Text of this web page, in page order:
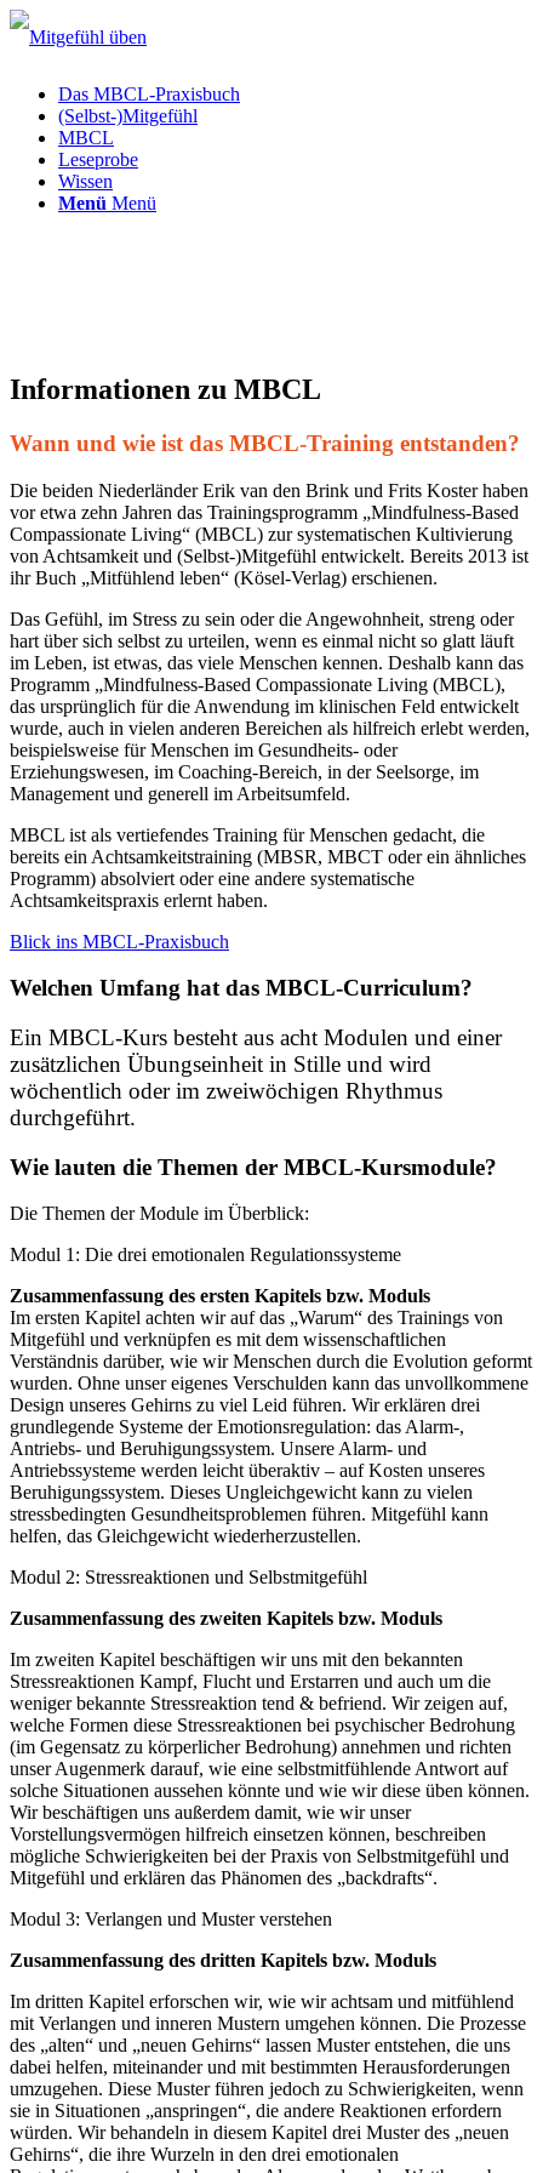
Das MBCL-Praxisbuch
(Selbst-)Mitgefühl
MBCL
Leseprobe
Wissen
Menü Menü
Informationen zu MBCL
Wann und wie ist das MBCL-Training entstanden?
Die beiden Niederländer Erik van den Brink und Frits Koster haben
vor etwa zehn Jahren das Trainingsprogramm „Mindfulness-Based
Compassionate Living“ (MBCL) zur systematischen Kultivierung
von Achtsamkeit und (Selbst-)Mitgefühl entwickelt. Bereits 2013 ist
ihr Buch „Mitfühlend leben“ (Kösel-Verlag) erschienen.
Das Gefühl, im Stress zu sein oder die Angewohnheit, streng oder
hart über sich selbst zu urteilen, wenn es einmal nicht so glatt läuft
im Leben, ist etwas, das viele Menschen kennen. Deshalb kann das
Programm „Mindfulness-Based Compassionate Living (MBCL),
das ursprünglich für die Anwendung im klinischen Feld entwickelt
wurde, auch in vielen anderen Bereichen als hilfreich erlebt werden,
beispielsweise für Menschen im Gesundheits- oder
Erziehungswesen, im Coaching-Bereich, in der Seelsorge, im
Management und generell im Arbeitsumfeld.
MBCL ist als vertiefendes Training für Menschen gedacht, die
bereits ein Achtsamkeitstraining (MBSR, MBCT oder ein ähnliches
Programm) absolviert oder eine andere systematische
Achtsamkeitspraxis erlernt haben.
Blick ins MBCL-Praxisbuch
Welchen Umfang hat das MBCL-Curriculum?
Ein MBCL-Kurs besteht aus acht Modulen und einer
zusätzlichen Übungseinheit in Stille und wird
wöchentlich oder im zweiwöchigen Rhythmus
durchgeführt.
Wie lauten die Themen der MBCL-Kursmodule?
Die Themen der Module im Überblick:
Modul 1: Die drei emotionalen Regulationssysteme
Zusammenfassung des ersten Kapitels bzw. Moduls
Im ersten Kapitel achten wir auf das „Warum“ des Trainings von
Mitgefühl und verknüpfen es mit dem wissenschaftlichen
Verständnis darüber, wie wir Menschen durch die Evolution geformt
wurden. Ohne unser eigenes Verschulden kann das unvollkommene
Design unseres Gehirns zu viel Leid führen. Wir erklären drei
grundlegende Systeme der Emotionsregulation: das Alarm-,
Antriebs- und Beruhigungssystem. Unsere Alarm- und
Antriebssysteme werden leicht überaktiv – auf Kosten unseres
Beruhigungssystem. Dieses Ungleichgewicht kann zu vielen
stressbedingten Gesundheitsproblemen führen. Mitgefühl kann
helfen, das Gleichgewicht wiederherzustellen.
Modul 2: Stressreaktionen und Selbstmitgefühl
Zusammenfassung des zweiten Kapitels bzw. Moduls
Im zweiten Kapitel beschäftigen wir uns mit den bekannten
Stressreaktionen Kampf, Flucht und Erstarren und auch um die
weniger bekannte Stressreaktion tend & befriend. Wir zeigen auf,
welche Formen diese Stressreaktionen bei psychischer Bedrohung
(im Gegensatz zu körperlicher Bedrohung) annehmen und richten
unser Augenmerk darauf, wie eine selbstmitfühlende Antwort auf
solche Situationen aussehen könnte und wie wir diese üben können.
Wir beschäftigen uns außerdem damit, wie wir unser
Vorstellungsvermögen hilfreich einsetzen können, beschreiben
mögliche Schwierigkeiten bei der Praxis von Selbstmitgefühl und
Mitgefühl und erklären das Phänomen des „backdrafts“.
Modul 3: Verlangen und Muster verstehen
Zusammenfassung des dritten Kapitels bzw. Moduls
Im dritten Kapitel erforschen wir, wie wir achtsam und mitfühlend
mit Verlangen und inneren Mustern umgehen können. Die Prozesse
des „alten“ und „neuen Gehirns“ lassen Muster entstehen, die uns
dabei helfen, miteinander und mit bestimmten Herausforderungen
umzugehen. Diese Muster führen jedoch zu Schwierigkeiten, wenn
sie in Situationen „anspringen“, die andere Reaktionen erfordern
würden. Wir behandeln in diesem Kapitel drei Muster des „neuen
Gehirns“, die ihre Wurzeln in den drei emotionalen